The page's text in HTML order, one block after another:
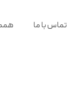
تماس با ما